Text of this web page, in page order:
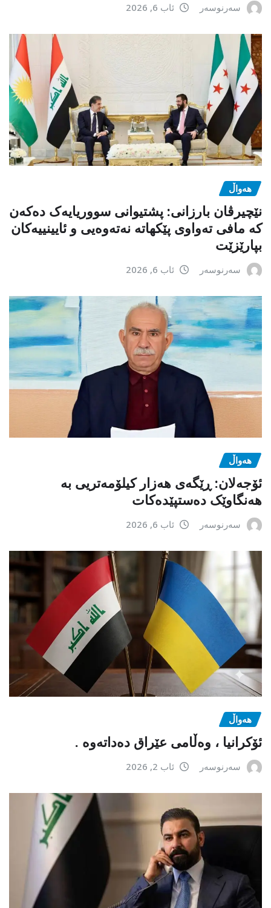
سەرنوسەر ئاب 6, 2026
هەواڵ
نێچیرڤان بارزانی: پشتیوانی سووریایەک دەکەن
کە مافی تەواوی پێکهاتە نەتەوەیی و ئایینییەکان
بپارێزێت
سەرنوسەر ئاب 6, 2026
هەواڵ
ئۆجەلان: ڕێگەی هەزار کیلۆمەتریی بە
هەنگاوێک دەستپێدەکات
سەرنوسەر ئاب 6, 2026
هەواڵ
ئۆکرانیا ، وەڵامی عێراق دەداتەوە .
سەرنوسەر ئاب 2, 2026